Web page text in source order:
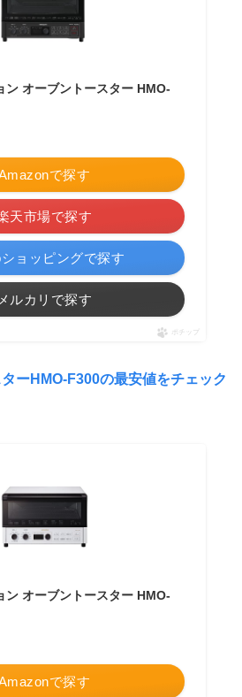
ン オーブントースター HMO-
で探す
天市場で探す
ョッピングで探す
メルカリで探す
ポチップ
ーHMO-F300の最安値をチェック
ン オーブントースター HMO-
で探す